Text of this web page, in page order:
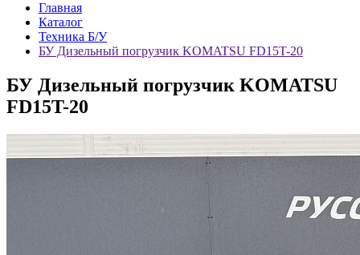
Главная
Каталог
Техника Б/У
БУ Дизельный погрузчик KOMATSU FD15T-20
БУ Дизельный погрузчик KOMATSU
FD15T-20